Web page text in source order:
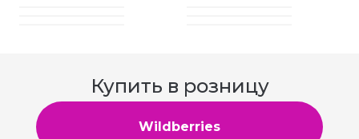
Купить в розницу
Wildberries